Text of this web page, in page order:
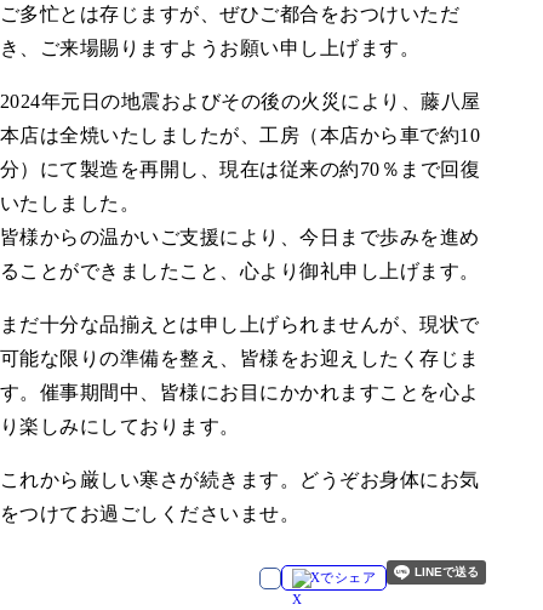
ご多忙とは存じますが、ぜひご都合をおつけいただ
き、ご来場賜りますようお願い申し上げます。
2024年元日の地震およびその後の火災により、藤八屋
本店は全焼いたしましたが、工房（本店から車で約10
分）にて製造を再開し、現在は従来の約70 ％まで回復
いたしました。
皆様からの温かいご支援により、今日まで歩みを進め
ることができましたこと、心より御礼申し上げます。
まだ十分な品揃えとは申し上げられませんが、現状で
可能な限りの準備を整え、皆様をお迎えしたく存じま
す。催事期間中、皆様にお目にかかれますことを心よ
り楽しみにしております。
これから厳しい寒さが続きます。どうぞお身体にお気
をつけてお過ごしくださいませ。
Xでシェア